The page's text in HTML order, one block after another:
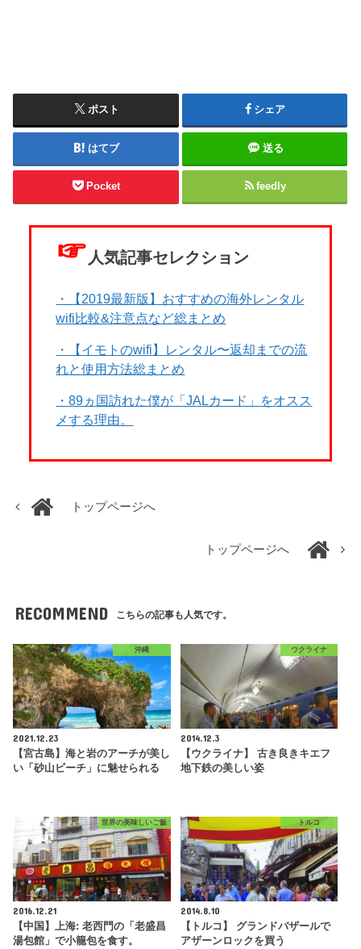
ポスト シェア
はてブ 送る
Pocket feedly
☞ 人気記事セレクション
・【2019最新版】おすすめの海外レンタル
wifi比較&注意点など総まとめ
・【イモトのwifi】レンタル〜返却までの流
れと使用方法総まとめ
・89ヵ国訪れた僕が「JALカード」をオスス
メする理由。
トップページへ
トップページへ
RECOMMEND こちらの記事も人気です。
沖縄
2021.12.23
【宮古島】海と岩のアーチが美し
い「砂山ビーチ」に魅せられる
ウクライナ
2014.12.3
【ウクライナ】 古き良きキエフ
地下鉄の美しい姿
世界の美味しいご飯
2016.12.21
【中国】上海: 老西門の「老盛昌
湯包館」で小籠包を食す。
トルコ
2014.8.10
【トルコ】 グランドバザールで
アザーンロックを買う